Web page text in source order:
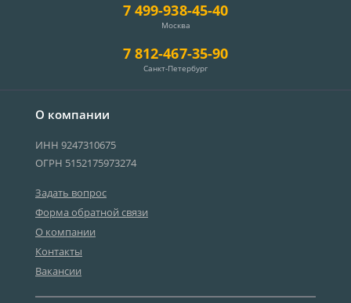
О компании
ИНН 9247310675
ОГРН 5152175973274
Задать вопрос
Форма обратной связи
О компании
Контакты
Вакансии
7 499-938-45-40
Москва
7 812-467-35-90
Санкт-Петербург